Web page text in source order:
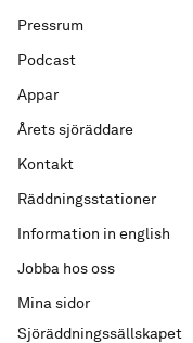
Sjöräddningssällskapet
Pressrum
Podcast
Appar
Årets sjöräddare
Kontakt
Räddningsstationer
Information in english
Jobba hos oss
Mina sidor